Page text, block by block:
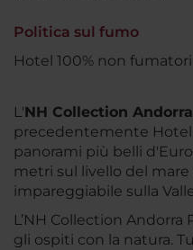
Politica sul fumo
Hotel 100% non fumatori
L'NH Collection
precedentemente Hotel
panorami più belli
metri sul livello del
impareggiabile sulla
L’NH Collection
gli ospiti con la natura.